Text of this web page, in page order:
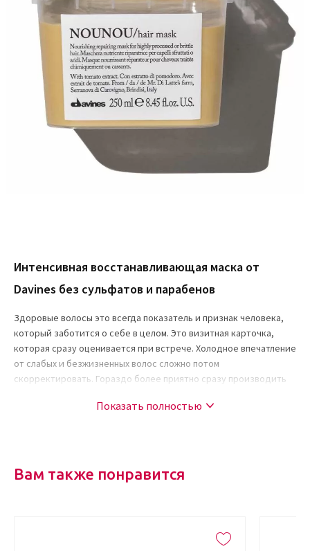
Интенсивная восстанавливающая маска от
Davines без сульфатов и парабенов
Здоровые волосы это всегда показатель и признак человека,
который заботится о себе в целом. Это визитная карточка,
которая сразу оценивается при встрече. Холодное впечатление
от слабых и безжизненных волос сложно потом
скорректировать. Гораздо более приятно сразу производить
попробуйте открыть для себя восстанавливающее действие,
Действие восстанавливающей маски NOUNOU основано на
Показать полностью
Вам также понравится